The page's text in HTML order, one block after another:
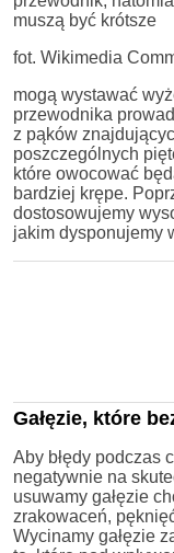
muszą być krótsze
fot. Wikimedia
mogą wystawać
przewodnika
z pąków
poszczególnych
które owocować
bardziej krępe.
dostosowujemy
jakim dysponujemy
Gałęzie, które
Aby błędy podczas
negatywnie na
usuwamy gałęzie
zrakowaceń,
Wycinamy gałęzie